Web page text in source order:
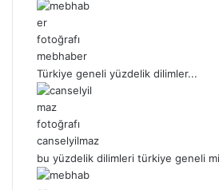
mebhaber
Türkiye geneli yüzdelik dilimler...
canselyilmaz
bu yüzdelik dilimleri türkiye geneli